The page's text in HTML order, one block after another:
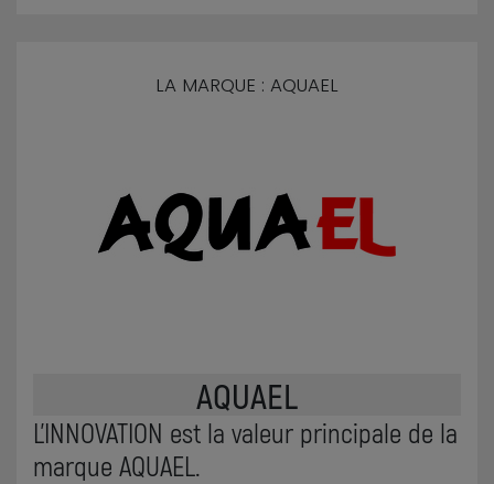
LA MARQUE : AQUAEL
AQUAEL
L’INNOVATION est la valeur principale de la
marque AQUAEL.